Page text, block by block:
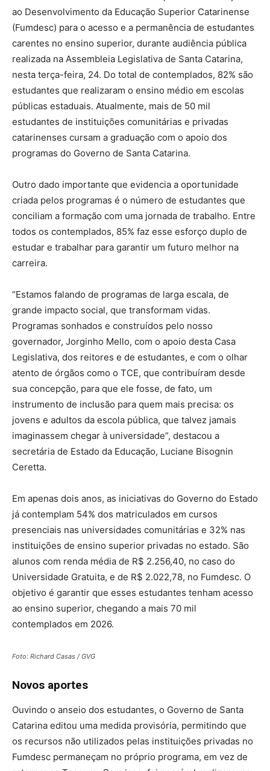
ao Desenvolvimento da Educação Superior Catarinense
(Fumdesc) para o acesso e a permanência de estudantes
carentes no ensino superior, durante audiência pública
realizada na Assembleia Legislativa de Santa Catarina,
nesta terça-feira, 24. Do total de contemplados, 82% são
estudantes que realizaram o ensino médio em escolas
públicas estaduais. Atualmente, mais de 50 mil
estudantes de instituições comunitárias e privadas
catarinenses cursam a graduação com o apoio dos
programas do Governo de Santa Catarina.
Outro dado importante que evidencia a oportunidade
criada pelos programas é o número de estudantes que
conciliam a formação com uma jornada de trabalho. Entre
todos os contemplados, 85% faz esse esforço duplo de
estudar e trabalhar para garantir um futuro melhor na
carreira.
“Estamos falando de programas de larga escala, de
grande impacto social, que transformam vidas.
Programas sonhados e construídos pelo nosso
governador, Jorginho Mello, com o apoio desta Casa
Legislativa, dos reitores e de estudantes, e com o olhar
atento de órgãos como o TCE, que contribuíram desde
sua concepção, para que ele fosse, de fato, um
instrumento de inclusão para quem mais precisa: os
jovens e adultos da escola pública, que talvez jamais
imaginassem chegar à universidade”, destacou a
secretária de Estado da Educação, Luciane Bisognin
Ceretta.
Em apenas dois anos, as iniciativas do Governo do Estado
já contemplam 54% dos matriculados em cursos
presenciais nas universidades comunitárias e 32% nas
instituições de ensino superior privadas no estado. São
alunos com renda média de R$ 2.256,40, no caso do
Universidade Gratuita, e de R$ 2.022,78, no Fumdesc. O
objetivo é garantir que esses estudantes tenham acesso
ao ensino superior, chegando a mais 70 mil
contemplados em 2026.
Foto: Richard Casas / GVG
Novos aportes
Ouvindo o anseio dos estudantes, o Governo de Santa
Catarina editou uma medida provisória, permitindo que
os recursos não utilizados pelas instituições privadas no
Fumdesc permaneçam no próprio programa, em vez de